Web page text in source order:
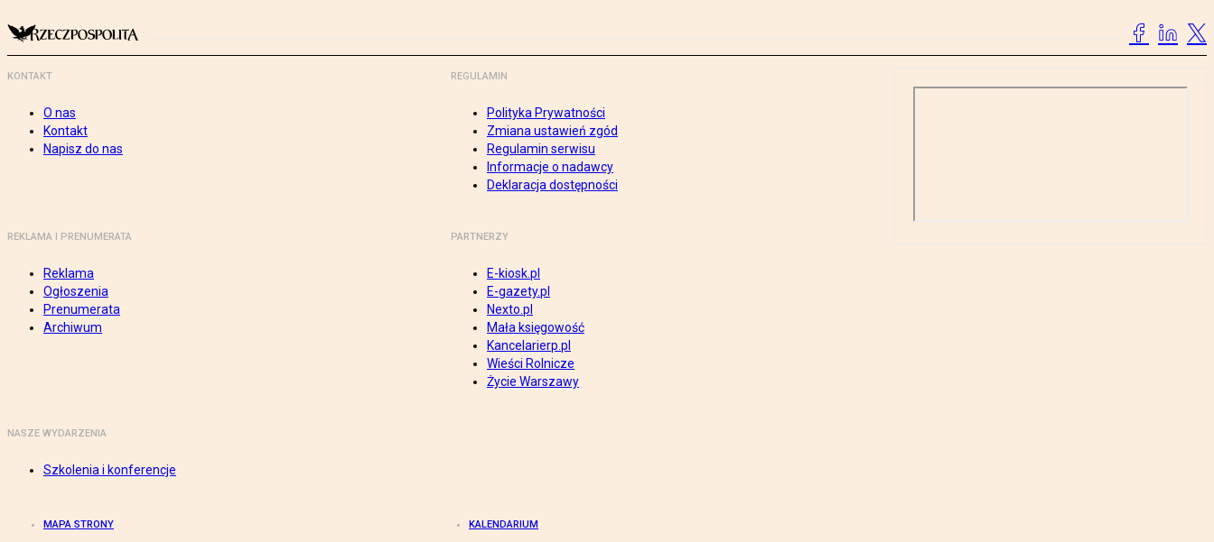
KONTAKT
O nas
Kontakt
Napisz do nas
REGULAMIN
Polityka Prywatności
Zmiana ustawień zgód
Regulamin serwisu
Informacje o nadawcy
Deklaracja dostępności
REKLAMA I PRENUMERATA
Reklama
Ogłoszenia
Prenumerata
Archiwum
PARTNERZY
E-kiosk.pl
E-gazety.pl
Nexto.pl
Mała księgowość
Kancelarierp.pl
Wieści Rolnicze
Życie Warszawy
NASZE WYDARZENIA
Szkolenia i konferencje
MAPA STRONY KALENDARIUM